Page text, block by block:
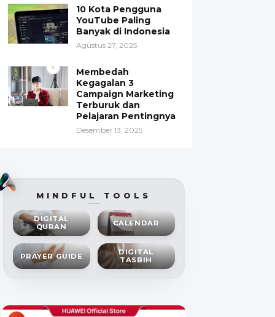
10 Kota Pengguna
YouTube Paling
Banyak di Indonesia
Agustus 27, 2025
Membedah
Kegagalan 3
Campaign Marketing
Terburuk dan
Pelajaran Pentingnya
Desember 13, 2025
MINDFUL TOOLS
DIGITAL
QURAN
CALENDAR
PRAYER GUIDE
DIGITAL
TASBIH